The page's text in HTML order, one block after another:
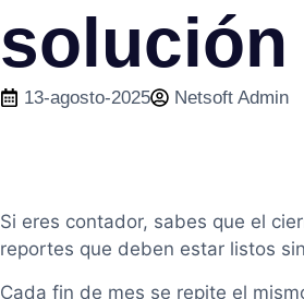
solución
13-agosto-2025 Netsoft Admin
Si eres contador, sabes que el
reportes que deben estar listos
Cada fin de mes se repite el